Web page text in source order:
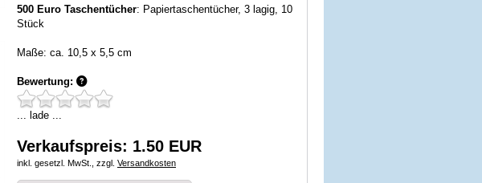
500 Euro Taschentücher: Papiertaschentücher, 3 lagig, 10
Stück
Maße: ca. 10,5 x 5,5 cm
Bewertung:
... lade ...
Verkaufspreis: 1.50 EUR
inkl. gesetzl. MwSt., zzgl. Versandkosten